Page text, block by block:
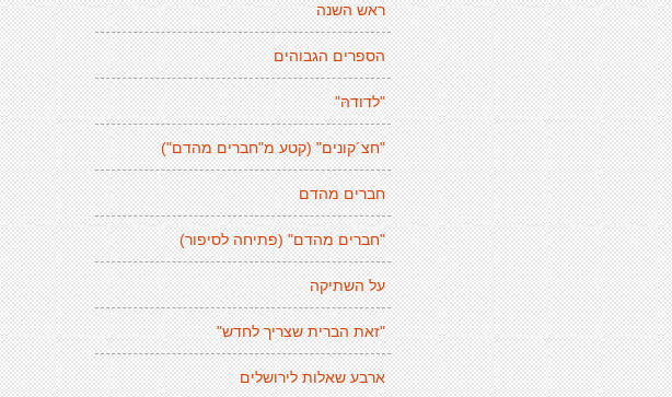
ראש השנה
הספרים הגבוהים
"לדודהּ"
"חצ´קונים" (קטע מ"חברים מהדם")
חברים מהדם
"חברים מהדם" (פתיחה לסיפור)
על השתיקה
"זאת הברית שצריך לחדש"
ארבע שאלות לירושלים